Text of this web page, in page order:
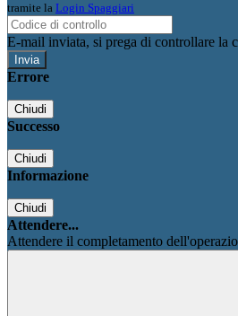
tramite la Login Spaggiari
E-mail inviata, si prega di controllare la
Errore
Chiudi
Successo
Chiudi
Informazione
Chiudi
Attendere...
Attendere il completamento